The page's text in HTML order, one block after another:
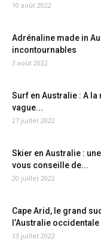
10 août 2022
Adrénaline made in
incontournables
3 août 2022
Surf en Australie : A la
vague...
27 juillet 2022
Skier en Australie :
vous conseille de...
20 juillet 2022
Cape Arid, le grand
l’Australie occidentale
13 juillet 2022